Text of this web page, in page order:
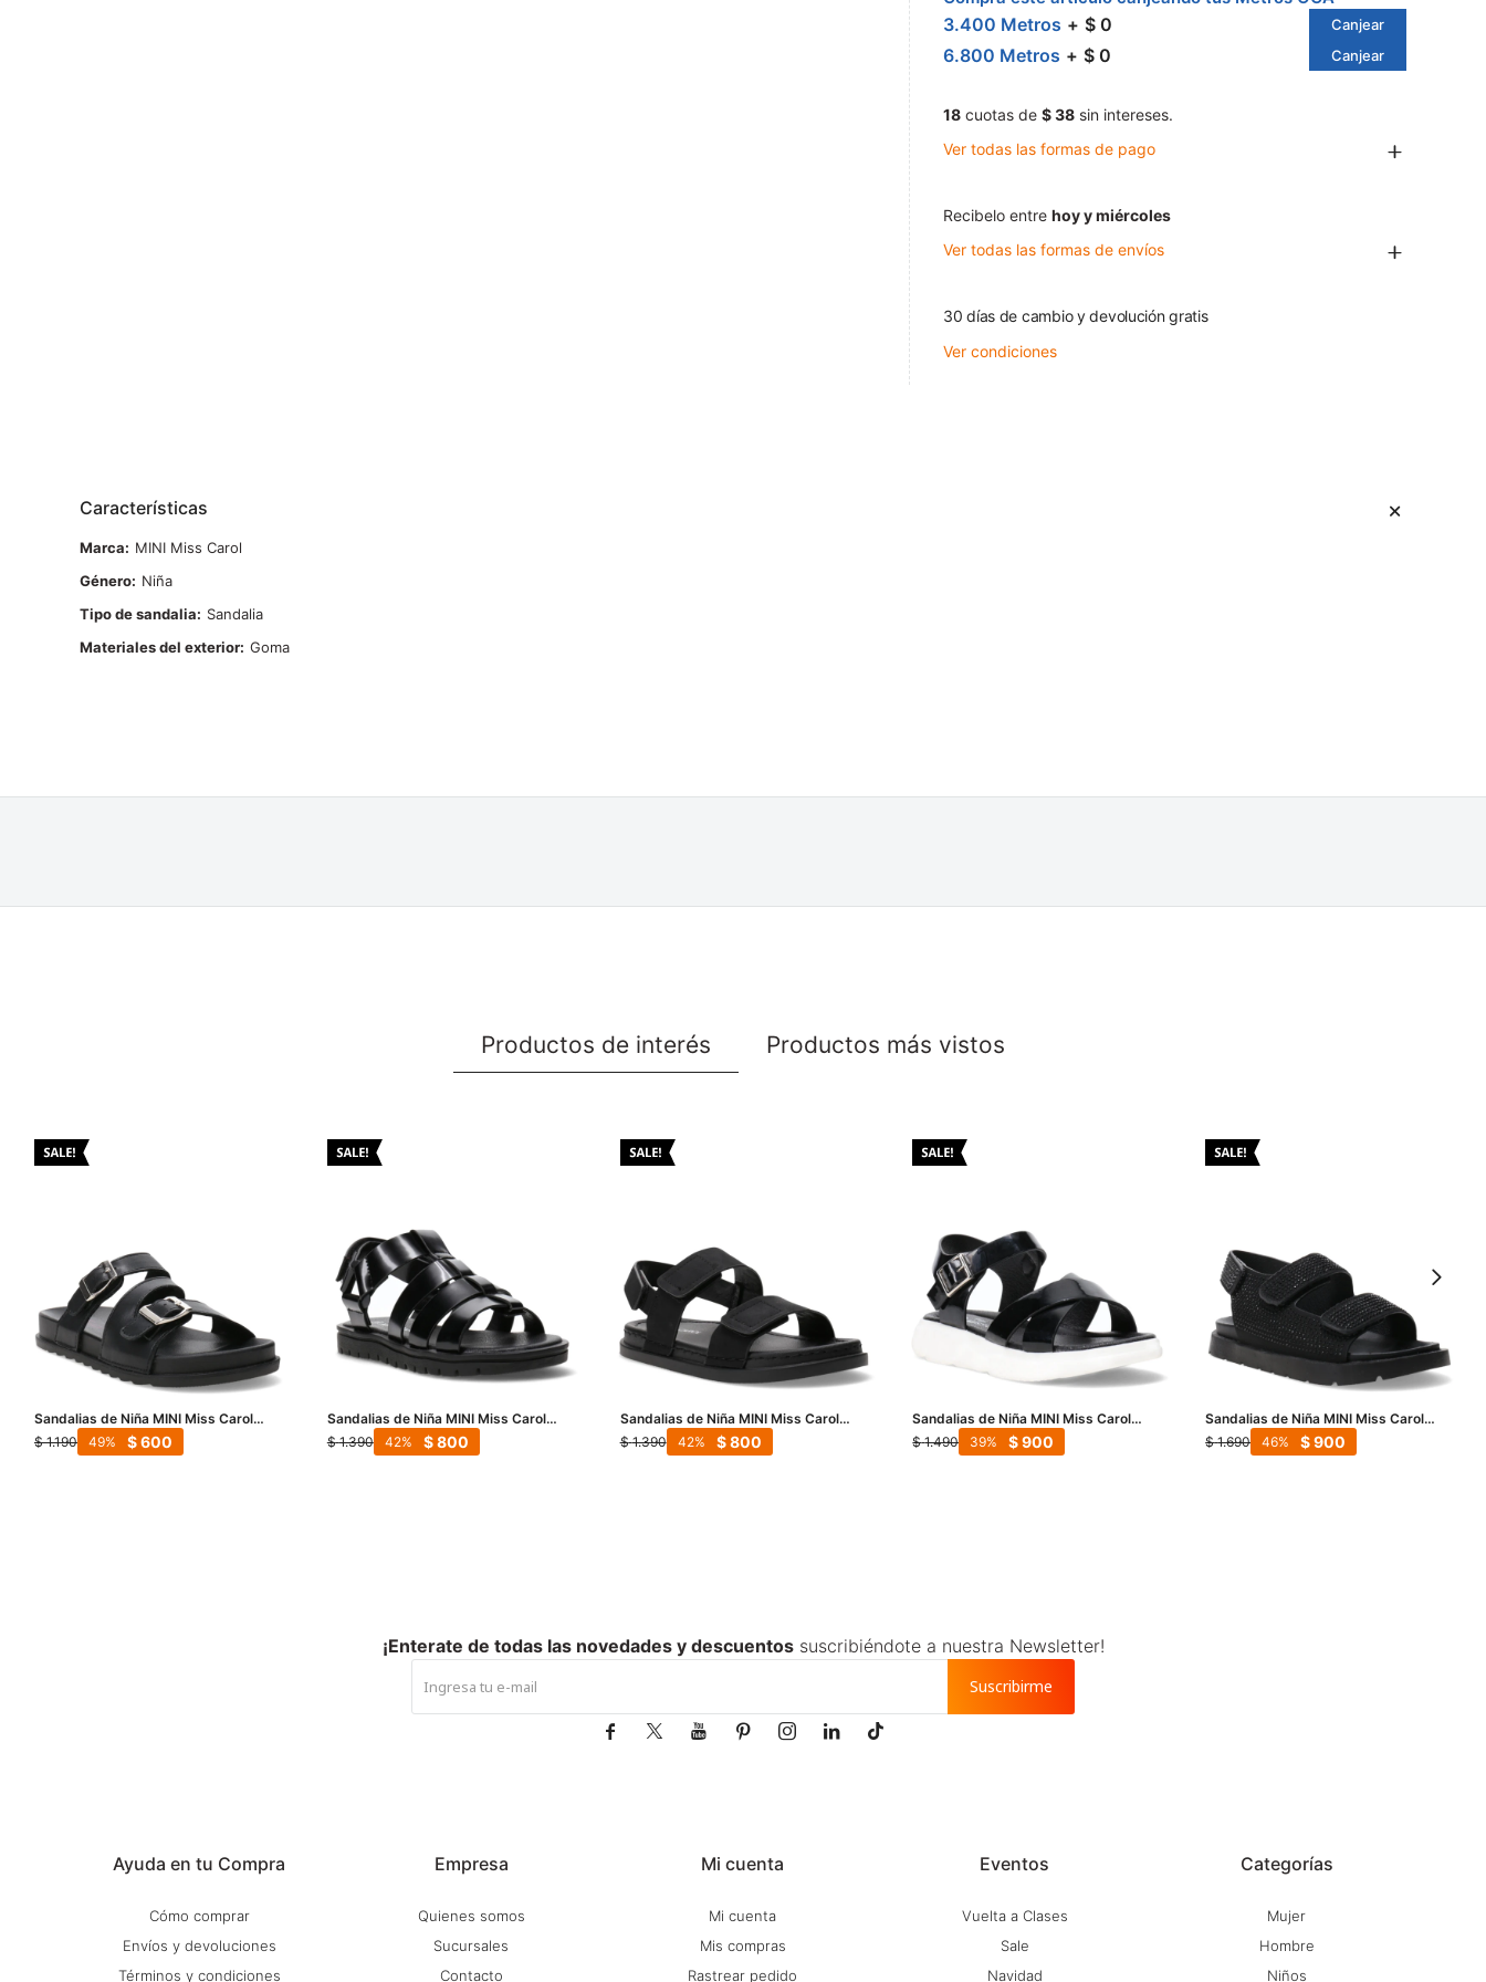
3.400 Metros $ 0 Canjear
6.800 Metros $ 0 Canjear
18 cuotas de $ 38 sin intereses.
Ver todas las formas de pago
Recibelo entre hoy y miércoles
Ver todas las formas de envíos
30 días de cambio y devolución gratis
Ver condiciones
Características
Marca
MINI Miss Carol
Género
Niña
Tipo de sandalia
Sandalia
Materiales del exterior Goma
Productos de interés Productos más vistos
Sandalias de Niña MINI Miss Carol
VINICA con hebillas - Negro
$ 1.190 $600
49
Sandalias de Niña MINI Miss Carol
BANF franciscana - Negro
$ 1.390 $800
42
Sandalias de Niña MINI Miss Carol
HOLBORN con velcro - Negro
$ 1.390 $ 800
42
Sandalias de Niña MINI Miss Carol
Trope - Negro
$ 1.490 $900
39
Sandalias de Niña MINI Miss Carol
MURRAY con strass - Negro
$ 1.690 $900
46
Ayuda en tu Compra
Cómo comprar
Envíos y devoluciones
Términos y condiciones
Empresa
Quienes somos
Sucursales
Contacto
Mi cuenta
Mi cuenta
Mis compras
Rastrear pedido
Eventos
Vuelta a Clases
Sale
Navidad
Categorías
Mujer
Hombre
Niños
¡Enterate de todas las novedades y descuentossuscribiéndote a nuestra Newsletter!
Suscribirme
      